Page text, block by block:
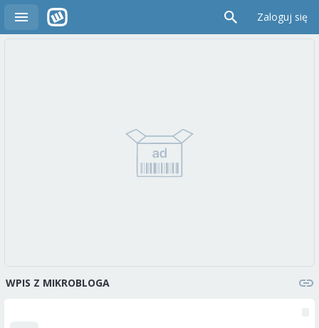
Zaloguj się
WPIS Z MIKROBLOGA